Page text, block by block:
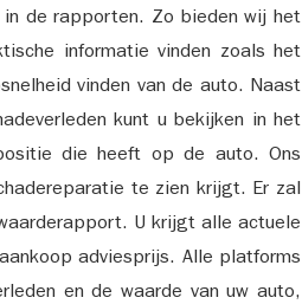
de rapporten. Zo bieden wij het
informatie vinden zoals het
vinden van de auto. Naast
kunt u bekijken in het
die heeft op de auto. Ons
te zien krijgt. Er zal
U krijgt alle actuele
adviesprijs. Alle platforms
en de waarde van uw auto,